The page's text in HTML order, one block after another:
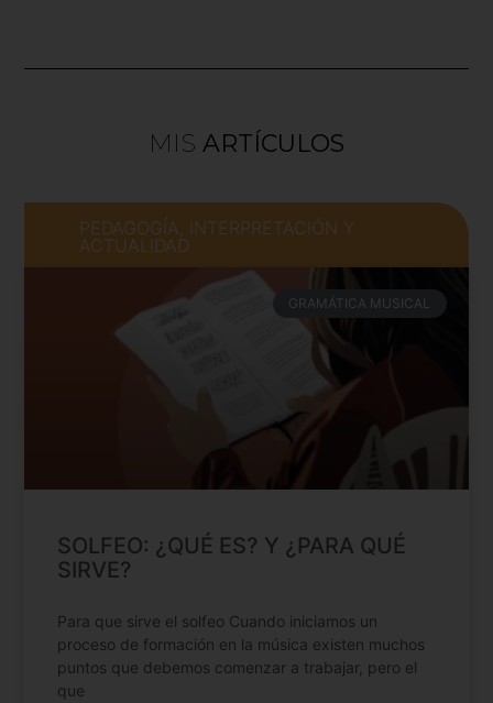
MIS ARTÍCULOS
PEDAGOGÍA, INTERPRETACIÓN Y
ACTUALIDAD
GRAMÁTICA MUSICAL
SOLFEO: ¿QUÉ ES? Y ¿PARA QUÉ
SIRVE?
Para que sirve el solfeo Cuando iniciamos un
proceso de formación en la música existen muchos
puntos que debemos comenzar a trabajar, pero el
que